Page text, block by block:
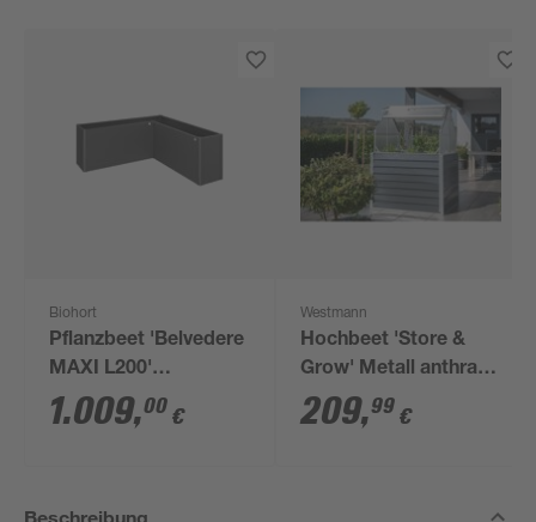
Biohort
Pflanzbeet 'Belvedere
MAXI L200'
dunkelgrau-metallic
201 x 201 x 77 cm
1.009,00 €
Westmann
Hochbeet 'Store &
Grow' Metall anthrazit
120 x 120 x 169 cm
209,99 €
Beschreibung